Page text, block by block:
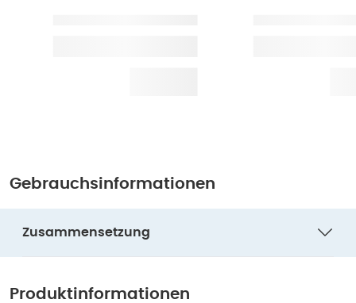
Gebrauchsinformationen
Zusammensetzung
Produktinformationen